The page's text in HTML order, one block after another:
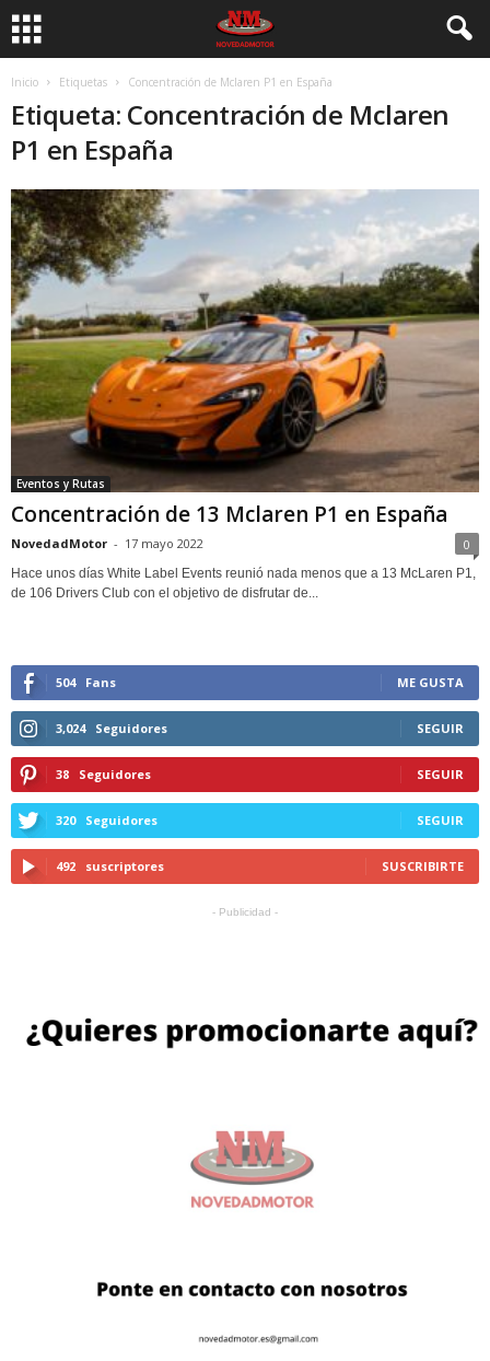
Inicio Etiquetas Concentración de Mclaren P1 en España
Etiqueta: Concentración de Mclaren
P1 en España
Eventos y Rutas
Concentración de 13 Mclaren P1 en España
NovedadMotor - 17 mayo 2022 0
Hace unos días White Label Events reunió nada menos que a 13 McLaren P1,
de 106 Drivers Club con el objetivo de disfrutar de...
504 Fans ME GUSTA
3,024 Seguidores SEGUIR
38 Seguidores SEGUIR
320 Seguidores SEGUIR
492 suscriptores SUSCRIBIRTE
- Publicidad -